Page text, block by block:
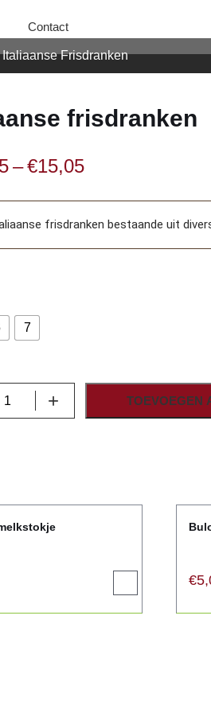
Contact
Italiaanse Frisdranken
frisdranken
–€15,05
frisdranken bestaande uit
7
+ TOEVOEGEN
selecteren
€